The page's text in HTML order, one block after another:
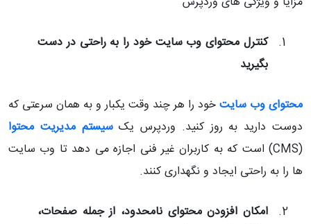
کنترل محتوای وب سایت خود را به راحتی در دست
بگیرید
محتوای وب سایتخود را هر چند وقت یکبار و به همان سرعتی که
دوست دارید به روز کنید. وردپرس یکسیستم مدیریت محتوا
(
CMS) است که به کاربران غیر فنی اجازه می دهد تا وب سایت
ها را به راحتی ایجاد و نگهداری کنند.
امکان افزودن محتوای نامحدود، از جمله صفحات،